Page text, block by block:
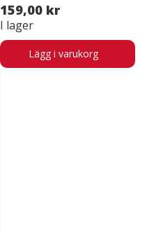
159,00 kr
I lager
Lägg i varukorg